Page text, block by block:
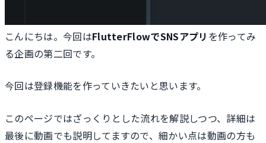
こんにちは。今回はFlutterFlowでSNSアプリ を作ってみ
る企画の第二回です。
今回は登録機能を作っていきたいと思います。
このページではざっくりとした流れを解説しつつ、詳細は
最後に動画でも説明してますので、細かい点は動画の方も